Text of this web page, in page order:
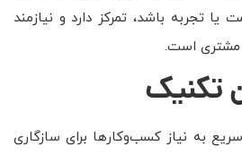
تجربه باشد، تمرکز دارد و نیازمند
مشتری است.
تکنیک
به نیاز کسب‌وکارها برای سازگاری